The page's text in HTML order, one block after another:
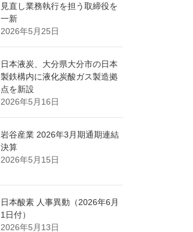
見直し業務執行を担う取締役を
一新
2026年5月25日
日本液炭、大分県大分市の日本
製鉄構内に液化炭酸ガス製造拠
点を新設
2026年5月16日
岩谷産業 2026年3月期通期連結
決算
2026年5月15日
日本酸素 人事異動（2026年6月
1日付）
2026年5月13日